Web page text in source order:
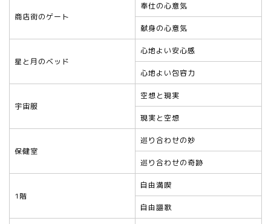
商店街のゲート
奉仕の心意気
献身の心意気
星と月のベッド
心地よい安心感
心地よい包容力
宇宙服
空想と現実
現実と空想
保健室
巡り合わせの妙
巡り合わせの奇跡
1階
自由満喫
自由謳歌